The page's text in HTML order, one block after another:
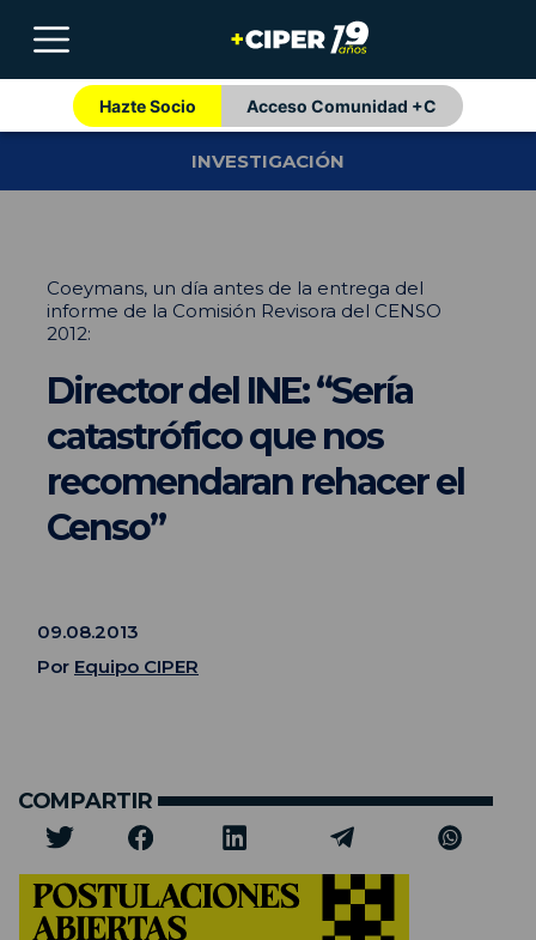
Hazte Socio Acceso Comunidad +C
INVESTIGACIÓN
Coeymans, un día antes de la entrega del
informe de la Comisión Revisora del CENSO
2012:
Director del INE: “Sería
catastrófico que nos
recomendaran rehacer el
Censo”
09.08.2013
Por Equipo CIPER
COMPARTIR